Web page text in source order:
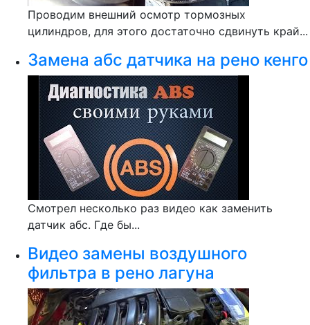
Проводим внешний осмотр тормозных
цилиндров, для этого достаточно сдвинуть край...
Замена абс датчика на рено кенго
Смотрел несколько раз видео как заменить
датчик абс. Где бы...
Видео замены воздушного
фильтра в рено лагуна